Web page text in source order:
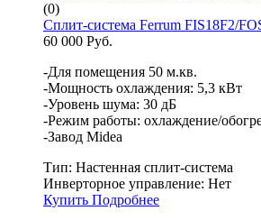
(0)
Сплит-система Ferrum FIS18F2/
60 000 Руб.
-Для помещения 50 м.кв.
-Мощность охлаждения: 5,3 кВт
-Уровень шума: 30 дБ
-Режим работы: охлаждение/
-Завод Midea
Тип: Настенная сплит-система
Инверторное управление: Нет
Купить Подробнее